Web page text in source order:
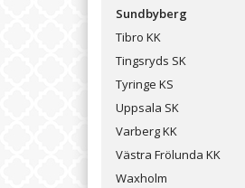
Sundbyberg
Tibro KK
Tingsryds SK
Tyringe KS
Uppsala SK
Varberg KK
Västra Frölunda KK
Waxholm